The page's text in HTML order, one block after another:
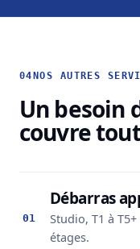
04 NOS AUTRES
Un besoin
couvre
01
Débarras
Studio, T1 à
étages.